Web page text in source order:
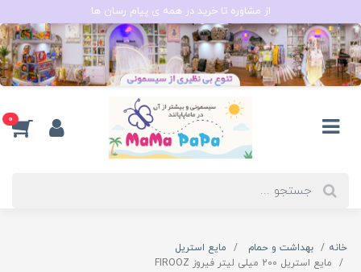
از مشاوره تا خرید در همه ی پیام رسان ها
0
خانه بهداشت و حمام
مایع استریل
مایع استریل 200 میلی لیتر فیروز FIROOZ